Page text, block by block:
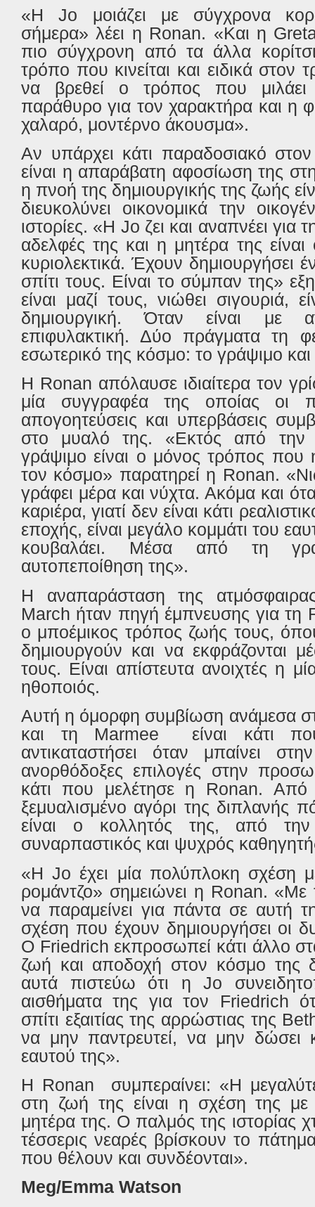
«ΗJo μοιάζει με σύγχρονα
σήμερα» λέει η Ronan. «Και η
πιο σύγχρονη από τα άλλα
τρόπο που κινείται και ειδικά στον
να βρεθεί ο τρόπος που μιλάει
παράθυρο για τον χαρακτήρα και η
χαλαρό, μοντέρνο άκουσμα».
Αν υπάρχει κάτι παραδοσιακό
είναι η απαράβατη αφοσίωση της
η πνοή της δημιουργικής της ζωής
διευκολύνει οικονομικά την
ιστορίες. «Η Jo ζει και αναπνέει για
αδελφές της και η μητέρα της
κυριολεκτικά. Έχουν δημιουργήσει
σπίτι τους. Είναι το σύμπαν της»
είναι μαζί τους, νιώθει σιγουριά,
δημιουργική. Όταν είναι με
επιφυλακτική. Δύο πράγματα τη
εσωτερικό της κόσμο: το γράψιμο
Η Ronan απόλαυσε ιδιαίτερα τον
μία συγγραφέα της οποίας οι
απογοητεύσεις και υπερβάσεις
στο μυαλό της. «Εκτός από την
γράψιμο είναι ο μόνος τρόπος
τον κόσμο» παρατηρεί η Ronan.
γράφει μέρα και νύχτα. Ακόμα και
καριέρα, γιατί δεν είναι κάτι
εποχής, είναι μεγάλο κομμάτι του
κουβαλάει. Μέσα από τη
αυτοπεποίθηση της».
Η αναπαράσταση της
March ήταν πηγή έμπνευσης για τη
ο μποέμικος τρόπος ζωής τους,
δημιουργούν και να εκφράζονται
τους. Είναι απίστευτα ανοιχτές η
ηθοποιός.
Αυτή η όμορφη συμβίωση ανάμεσα
και τη Marmee
είναι κάτι
αντικαταστήσει όταν μπαίνει
ανορθόδοξες επιλογές στην
κάτι που μελέτησε η Ronan. Από
ξεμυαλισμένο αγόρι της διπλανής
είναι ο κολλητός της, από
συναρπαστικός και ψυχρός
«ΗJo έχει μία πολύπλοκη σχέση
ρομάντζο» σημειώνει η Ronan. «Με
να παραμείνει για πάντα σε αυτή
σχέση που έχουν δημιουργήσει οι
Ο Friedrich εκπροσωπεί κάτι άλλο
ζωή και αποδοχή στον κόσμο της
αυτά πιστεύω ότι ηJo
αισθήματα της για τον Friedrich
σπίτι εξαιτίας της αρρώστιας της
να μην παντρευτεί, να μην δώσει
εαυτού της».
Η Ronan
συμπεραίνει: «Η
στη ζωή της είναι η σχέση της με
μητέρα της. Ο παλμός της ιστορίας
τέσσερις νεαρές βρίσκουν το
που θέλουν και συνδέονται».
Meg/Emma Watson